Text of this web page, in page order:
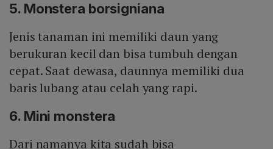
5. Monstera borsigniana
Jenis tanaman ini memiliki daun yang
berukuran kecil dan bisa tumbuh dengan
cepat. Saat dewasa, daunnya memiliki dua
baris lubang atau celah yang rapi.
6. Mini monstera
Dari namanya kita sudah bisa